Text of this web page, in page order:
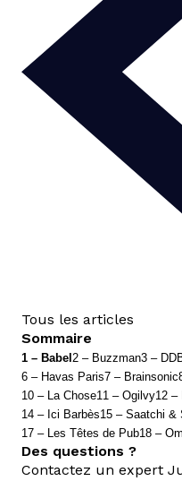
Tous les articles
Sommaire
1 – Babel 2 – Buzzman3 –
6 – Havas Paris7 – Brainsonic
10 – La Chose11 – Ogilvy12 –
14 – Ici Barbès15 – Saatchi &
17 – Les Têtes de Pub18 –
Des questions ?
Contactez un expert